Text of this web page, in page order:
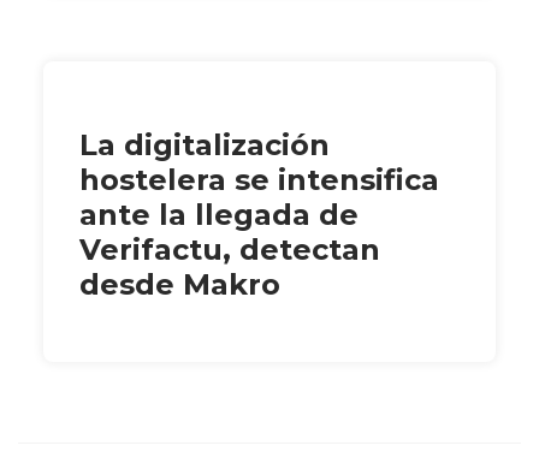
La digitalización
hostelera se intensifica
ante la llegada de
Verifactu, detectan
desde Makro